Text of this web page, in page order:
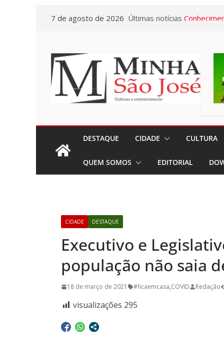
conteúdo
7 de agosto de 2026 Últimas notícias
pela
Pardo e
conquistas
A Crônica
Casa em
Baú” e
da
DESTAQUE CIDADE CULTURA
QUEM SOMOS EDITORIAL
CIDADE DESTAQUE
Executivo e
população não saia
18 de março de 2021 #ficaemcasa,COVID Redação
visualizações 295